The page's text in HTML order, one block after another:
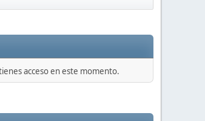
acceso en este momento.